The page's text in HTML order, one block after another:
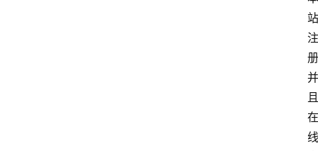
站
注
册
并
且
在
线